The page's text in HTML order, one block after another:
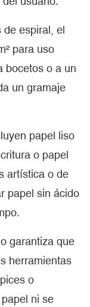
de espiral, el
para uso
bocetos o a un
un gramaje
papel liso
o papel
artística o de
papel sin ácido
garantiza que
herramientas
o
ni se